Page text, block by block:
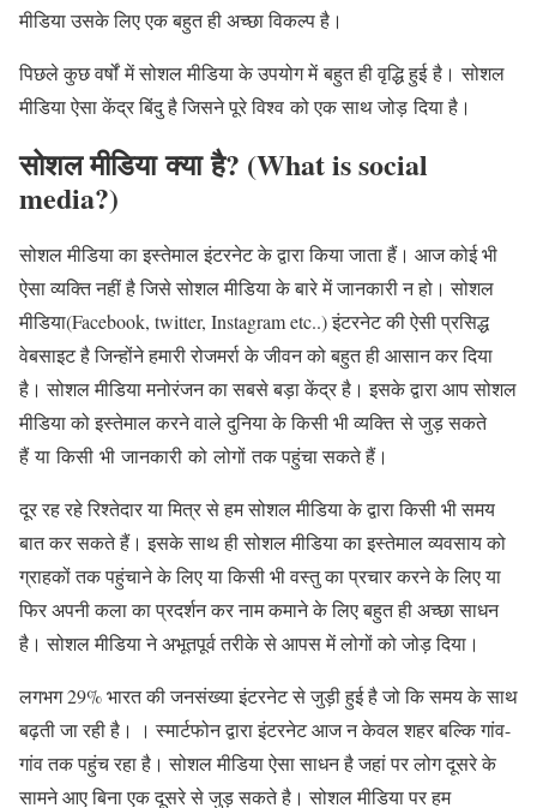
मीडिया उसके लिए एक बहुत ही अच्छा विकल्प है।
पिछले कुछ वर्षों में सोशल मीडिया के उपयोग में बहुत ही वृद्धि हुई है। सोशल
मीडिया ऐसा केंद्र बिंदु है जिसने पूरे विश्व को एक साथ जोड़ दिया है।
सोशल मीडिया क्या है? (What is social
media?)
सोशल मीडिया का इस्तेमाल इंटरनेट के द्वारा किया जाता हैं। आज कोई भी
ऐसा व्यक्ति नहीं है जिसे सोशल मीडिया के बारे में जानकारी न हो। सोशल
मीडिया(Facebook, twitter, Instagram etc..) इंटरनेट की ऐसी प्रसिद्ध
वेबसाइट है जिन्होंने हमारी रोजमर्रा के जीवन को बहुत ही आसान कर दिया
है। सोशल मीडिया मनोरंजन का सबसे बड़ा केंद्र है। इसके द्वारा आप सोशल
मीडिया को इस्तेमाल करने वाले दुनिया के किसी भी व्यक्ति से जुड़ सकते
हैं या किसी भी जानकारी को लोगों तक पहुंचा सकते हैं।
दूर रह रहे रिश्तेदार या मित्र से हम सोशल मीडिया के द्वारा किसी भी समय
बात कर सकते हैं। इसके साथ ही सोशल मीडिया का इस्तेमाल व्यवसाय को
ग्राहकों तक पहुंचाने के लिए या किसी भी वस्तु का प्रचार करने के लिए या
फिर अपनी कला का प्रदर्शन कर नाम कमाने के लिए बहुत ही अच्छा साधन
है। सोशल मीडिया ने अभूतपूर्व तरीके से आपस में लोगों को जोड़ दिया।
लगभग 29% भारत की जनसंख्या इंटरनेट से जुड़ी हुई है जो कि समय के साथ
बढ़ती जा रही है। । स्मार्टफोन द्वारा इंटरनेट आज न केवल शहर बल्कि गांव-
गांव तक पहुंच रहा है। सोशल मीडिया ऐसा साधन है जहां पर लोग दूसरे के
सामने आए बिना एक दूसरे से जुड़ सकते है। सोशल मीडिया पर हम